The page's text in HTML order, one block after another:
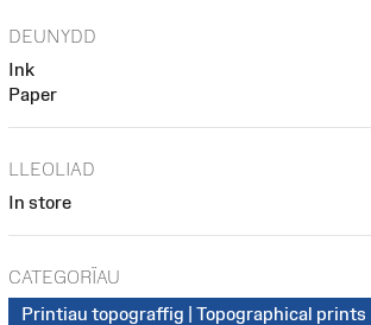
DEUNYDD
Ink
Paper
LLEOLIAD
In store
CATEGORÏAU
Printiau topograffig | Topographical prints